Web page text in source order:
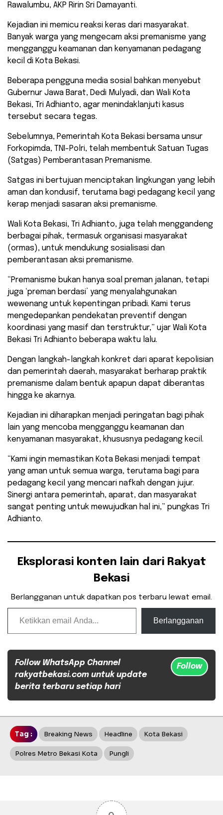
Rawalumbu, AKP Ririn Sri Damayanti.
Kejadian ini memicu reaksi keras dari masyarakat.
Banyak warga yang mengecam aksi premanisme yang
mengganggu keamanan dan kenyamanan pedagang
kecil di Kota Bekasi.
Beberapa pengguna media sosial bahkan menyebut
Gubernur Jawa Barat, Dedi Mulyadi, dan Wali Kota
Bekasi, Tri Adhianto, agar menindaklanjuti kasus
tersebut secara tegas.
Sebelumnya, Pemerintah Kota Bekasi bersama unsur
Forkopimda, TNI-Polri, telah membentuk Satuan Tugas
(Satgas) Pemberantasan Premanisme.
Satgas ini bertujuan menciptakan lingkungan yang lebih
aman dan kondusif, terutama bagi pedagang kecil yang
kerap menjadi sasaran aksi premanisme.
Wali Kota Bekasi, Tri Adhianto, juga telah menggandeng
berbagai pihak, termasuk organisasi masyarakat
(ormas), untuk mendukung sosialisasi dan
pemberantasan aksi premanisme.
“Premanisme bukan hanya soal preman jalanan, tetapi
juga ‘preman berdasi’ yang menyalahgunakan
wewenang untuk kepentingan pribadi. Kami terus
mengedepankan pendekatan preventif dengan
koordinasi yang masif dan terstruktur,” ujar Wali Kota
Bekasi Tri Adhianto beberapa waktu lalu.
Dengan langkah-langkah konkret dari aparat kepolisian
dan pemerintah daerah, masyarakat berharap praktik
premanisme dalam bentuk apapun dapat diberantas
hingga ke akarnya.
Kejadian ini diharapkan menjadi peringatan bagi pihak
lain yang mencoba mengganggu keamanan dan
kenyamanan masyarakat, khususnya pedagang kecil.
“Kami ingin memastikan Kota Bekasi menjadi tempat
yang aman untuk semua warga, terutama bagi para
pedagang kecil yang mencari nafkah dengan jujur.
Sinergi antara pemerintah, aparat, dan masyarakat
sangat penting untuk mewujudkan hal ini,” pungkas Tri
Adhianto.
Eksplorasi konten lain dari Rakyat
Bekasi
Berlangganan untuk dapatkan pos terbaru lewat email.
Ketikkan email Anda...
Berlangganan
Follow WhatsApp Channel
rakyatbekasi.com untuk update
berita terbaru setiap hari
Follow
Tag : Breaking News Headline Kota Bekasi
Polres Metro Bekasi Kota Pungli